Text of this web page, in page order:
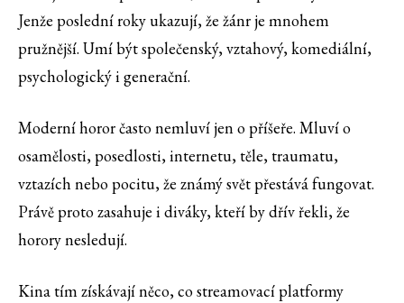
Jenže poslední roky ukazují, že žánr je mnohem
pružnější. Umí být společenský, vztahový, komediální,
psychologický i generační.
Moderní horor často nemluví jen o příšeře. Mluví o
osamělosti, posedlosti, internetu, těle, traumatu,
vztazích nebo pocitu, že známý svět přestává fungovat.
Právě proto zasahuje i diváky, kteří by dřív řekli, že
horory nesledují.
Kina tím získávají něco, co streamovací platformy